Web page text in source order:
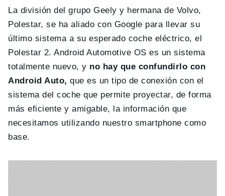
La división del grupo Geely y hermana de Volvo,
Polestar, se ha aliado con Google para llevar su
último sistema a su esperado coche eléctrico, el
Polestar 2. Android Automotive OS es un sistema
totalmente nuevo, y no hay que confundirlo con
Android Auto, que es un tipo de conexión con el
sistema del coche que permite proyectar, de forma
más eficiente y amigable, la información que
necesitamos utilizando nuestro smartphone como
base.